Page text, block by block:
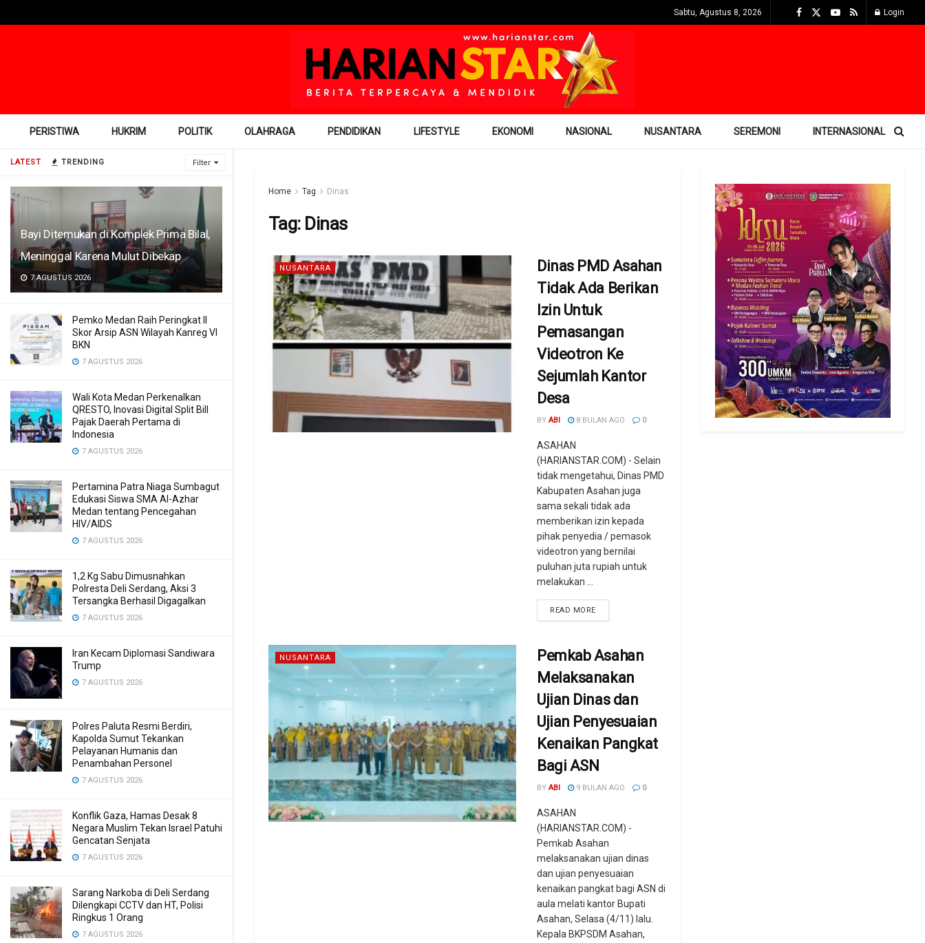
LATEST TRENDING Filter
Bayi Ditemukan di Komplek Prima Bilal,
Meninggal Karena Mulut Dibekap
7 AGUSTUS 2026
Pemko Medan Raih Peringkat II
Skor Arsip ASN Wilayah Kanreg VI
BKN
7 AGUSTUS 2026
Wali Kota Medan Perkenalkan
QRESTO, Inovasi Digital Split Bill
Pajak Daerah Pertama di
Indonesia
7 AGUSTUS 2026
Pertamina Patra Niaga Sumbagut
Edukasi Siswa SMA Al-Azhar
Medan tentang Pencegahan
HIV/AIDS
7 AGUSTUS 2026
1,2 Kg Sabu Dimusnahkan
Polresta Deli Serdang, Aksi 3
Tersangka Berhasil Digagalkan
7 AGUSTUS 2026
Iran Kecam Diplomasi Sandiwara
Trump
7 AGUSTUS 2026
Polres Paluta Resmi Berdiri,
Kapolda Sumut Tekankan
Pelayanan Humanis dan
Penambahan Personel
7 AGUSTUS 2026
Konflik Gaza, Hamas Desak 8
Negara Muslim Tekan Israel Patuhi
Gencatan Senjata
7 AGUSTUS 2026
Sarang Narkoba di Deli Serdang
Dilengkapi CCTV dan HT, Polisi
Ringkus 1 Orang
7 AGUSTUS 2026
Sabtu, Agustus 8, 2026 Login
PERISTIWA HUKRIM POLITIK OLAHRAGA PENDIDIKAN LIFESTYLE EKONOMI NASIONAL NUSANTARA SEREMONI INTERNASIONAL
Home Tag Dinas
Tag: Dinas
NUSANTARA
Dinas PMD Asahan
Tidak Ada Berikan
Izin Untuk
Pemasangan
Videotron Ke
Sejumlah Kantor
Desa
BY ABI 8 BULAN AGO 0
ASAHAN
(HARIANSTAR.COM) - Selain
tidak mengetahui, Dinas PMD
Kabupaten Asahan juga
sama sekali tidak ada
memberikan izin kepada
pihak penyedia / pemasok
videotron yang bernilai
puluhan juta rupiah untuk
melakukan ...
READ MORE
NUSANTARA
Pemkab Asahan
Melaksanakan
Ujian Dinas dan
Ujian Penyesuaian
Kenaikan Pangkat
Bagi ASN
BY ABI 9 BULAN AGO 0
ASAHAN
(HARIANSTAR.COM) -
Pemkab Asahan
melaksanakan ujian dinas
dan ujian penyesuaian
kenaikan pangkat bagi ASN di
aula melati kantor Bupati
Asahan, Selasa (4/11) lalu.
Kepala BKPSDM Asahan,